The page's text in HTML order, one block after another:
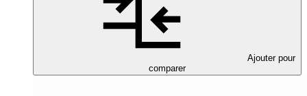
Ajouter pour
comparer